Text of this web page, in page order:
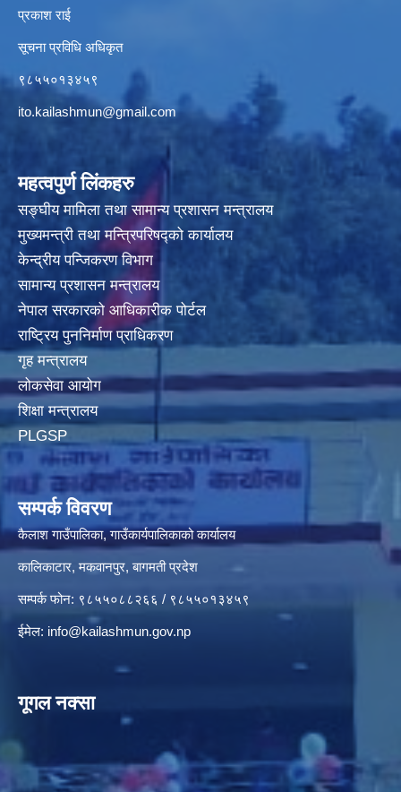
प्रकाश राई
सूचना प्रविधि अधिकृत
९८५५०१३४५९
ito.kailashmun@gmail.com
महत्वपुर्ण लिंकहरु
सङ्घीय मामिला तथा सामान्य प्रशासन मन्त्रालय
मुख्यमन्त्री तथा मन्त्रिपरिषद्‍को कार्यालय
केन्द्रीय पन्जिकरण विभाग
सामान्य प्रशासन मन्त्रालय
नेपाल सरकारको आधिकारीक पोर्टल
राष्ट्रिय पुननिर्माण प्राधिकरण
गृह मन्त्रालय
लोकसेवा आयोग
शिक्षा मन्त्रालय
PLGSP
सम्पर्क विवरण
कैलाश गाउँपालिका, गाउँकार्यपालिकाको कार्यालय
कालिकाटार, मकवानपुर, बागमती प्रदेश
सम्पर्क फोन: ९८५५०८८२६६ / ९८५५०१३४५९
ईमेल: info@kailashmun.gov.np
गूगल नक्सा